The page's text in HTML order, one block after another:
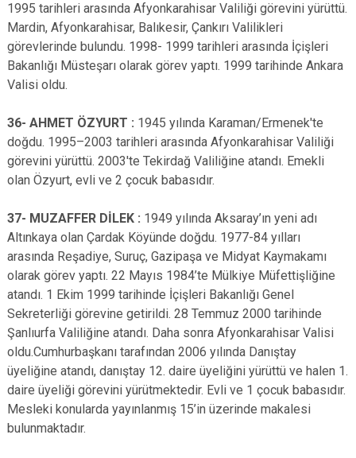
1995 tarihleri arasında Afyonkarahisar Valiliği görevini yürüttü.
Mardin, Afyonkarahisar, Balıkesir, Çankırı Valilikleri
görevlerinde bulundu. 1998- 1999 tarihleri arasında İçişleri
Bakanlığı Müsteşarı olarak görev yaptı. 1999 tarihinde Ankara
Valisi oldu.
36- AHMET ÖZYURT : 1945 yılında Karaman/Ermenek'te
doğdu. 1995–2003 tarihleri arasında Afyonkarahisar Valiliği
görevini yürüttü. 2003'te Tekirdağ Valiliğine atandı. Emekli
olan Özyurt, evli ve 2 çocuk babasıdır.
37- MUZAFFER DİLEK : 1949 yılında Aksaray’ın yeni adı
Altınkaya olan Çardak Köyünde doğdu. 1977-84 yılları
arasında Reşadiye, Suruç, Gazipaşa ve Midyat Kaymakamı
olarak görev yaptı. 22 Mayıs 1984’te Mülkiye Müfettişliğine
atandı. 1 Ekim 1999 tarihinde İçişleri Bakanlığı Genel
Sekreterliği görevine getirildi. 28 Temmuz 2000 tarihinde
Şanlıurfa Valiliğine atandı. Daha sonra Afyonkarahisar Valisi
oldu.Cumhurbaşkanı tarafından 2006 yılında Danıştay
üyeliğine atandı, danıştay 12. daire üyeliğini yürüttü ve halen 1.
daire üyeliği görevini yürütmektedir. Evli ve 1 çocuk babasıdır.
Mesleki konularda yayınlanmış 15’in üzerinde makalesi
bulunmaktadır.